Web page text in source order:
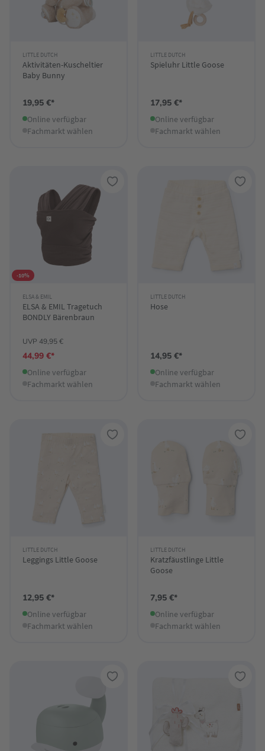
LITTLE DUTCH
Aktivitäten-Kuscheltier
Baby Bunny
19,95 €*
Online verfügbar
Fachmarkt wählen
LITTLE DUTCH
Spieluhr Little Goose
17,95 €*
Online verfügbar
Fachmarkt wählen
-10%
ELSA & EMIL
ELSA & EMIL Tragetuch
BONDLY Bärenbraun
UVP 49,95 €
44,99 €*
Online verfügbar
Fachmarkt wählen
LITTLE DUTCH
Hose
14,95 €*
Online verfügbar
Fachmarkt wählen
LITTLE DUTCH
Leggings Little Goose
12,95 €*
Online verfügbar
Fachmarkt wählen
LITTLE DUTCH
Kratzfäustlinge Little
Goose
7,95 €*
Online verfügbar
Fachmarkt wählen